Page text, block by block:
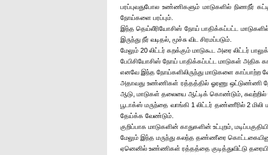
பரப்புவதுபோல உண்ணிகளும் மாடுகளில் நிணநீர்
நோய்களை பரப்பும்.
இந்த தெய்லீரியோசிஸ் நோய் பாதிக்கப்பட்ட
இருந்து நீர் வடிதல், மூச்சு விட சிரமப்படும்.
மேலும் 20 லிட்டர் கறக்கும் மாடுகூட அரை லிட்டர்
பேபிசியோசிஸ் நோய் பாதிக்கப்பட்ட மாடுகள் அதிக
எனவே இந்த நோய்களிலிருந்து மாடுகளை
அதாவது உண்ணிகள் ரத்தத்தில் ஓரணு ஒட்டுண்ணி
ஆடு, மாடுகள் தலையை ஆட்டிக் கொண்டும்,
பூடாக்ஸ் மருந்தை வாங்கி 1 லிட்டர் தண்ணீரில் 2 மிலி
தேய்க்க வேண்டும்.
குறிப்பாக மாடுகளின் காதுகளின் உட்புறம்,
மேலும் இந்த மருந்து கலந்த தண்ணீரை
ஏனெனில் உண்ணிகள் ரத்தத்தை குடித்துவிட்டு